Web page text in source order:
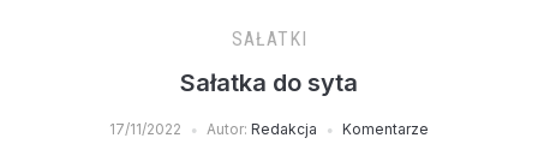
SAŁATKI
Sałatka do syta
17/11/2022 Autor: Redakcja Komentarze